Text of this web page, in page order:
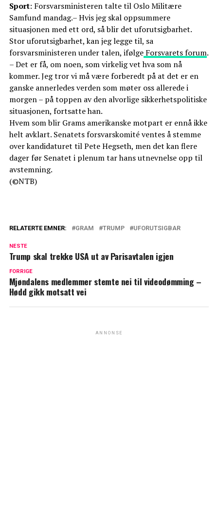
Sport: Forsvarsministeren talte til Oslo Militære
Samfund mandag.– Hvis jeg skal oppsummere
situasjonen med ett ord, så blir det uforutsigbarhet.
Stor uforutsigbarhet, kan jeg legge til, sa
forsvarsministeren under talen, ifølgeForsvarets forum.
– Det er få, om noen, som virkelig vet hva som nå
kommer. Jeg tror vi må være forberedt på at det er en
ganske annerledes verden som møter oss allerede i
morgen – på toppen av den alvorlige sikkerhetspolitiske
situasjonen, fortsatte han.
Hvem som blir Grams amerikanske motpart er ennå ikke
helt avklart. Senatets forsvarskomité ventes å stemme
over kandidaturet til Pete Hegseth, men det kan flere
dager før Senatet i plenum tar hans utnevnelse opp til
avstemning.
(©NTB)
RELATERTE EMNER: GRAM TRUMP UFORUTSIGBAR
NESTE
Trump skal trekke USA ut av Parisavtalen igjen
FORRIGE
Mjøndalens medlemmer stemte nei til videodømming –
Hødd gikk motsatt vei
ANNONSE